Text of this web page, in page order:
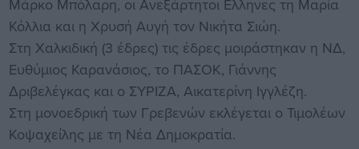
Μάρκο Μπόλαρη, οι Ανεξάρτητοι Ελληνες τη Μαρία
Κόλλια και η Χρυσή Αυγή τον Νικήτα Σιώη.
Στη Χαλκιδική (3 έδρες) τις έδρες μοιράστηκαν η ΝΔ,
Ευθύμιος Καρανάσιος, το ΠΑΣΟΚ, Γιάννης
Δριβελέγκας και ο ΣΥΡΙΖΑ, Αικατερίνη Ιγγλέζη.
Στη μονοεδρική των Γρεβενών εκλέγεται ο Τιμολέων
Κοψαχείλης με τη Νέα Δημοκρατία.